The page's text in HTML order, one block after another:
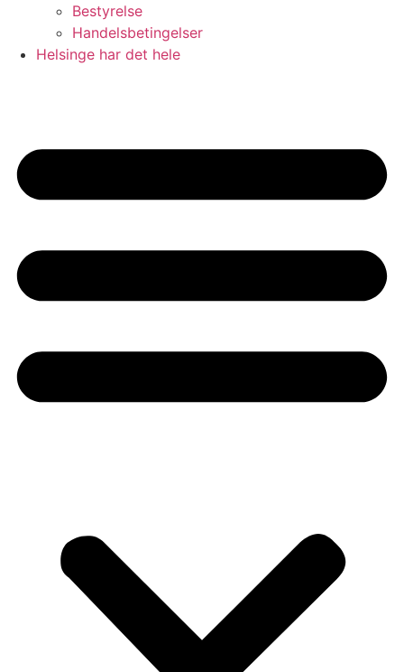
Bestyrelse
Handelsbetingelser
Helsinge har det hele